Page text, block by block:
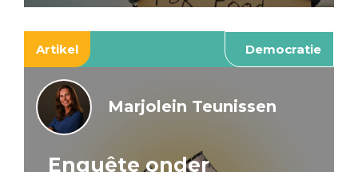
Artikel Democratie
Marjolein Teunissen
Enquête onder